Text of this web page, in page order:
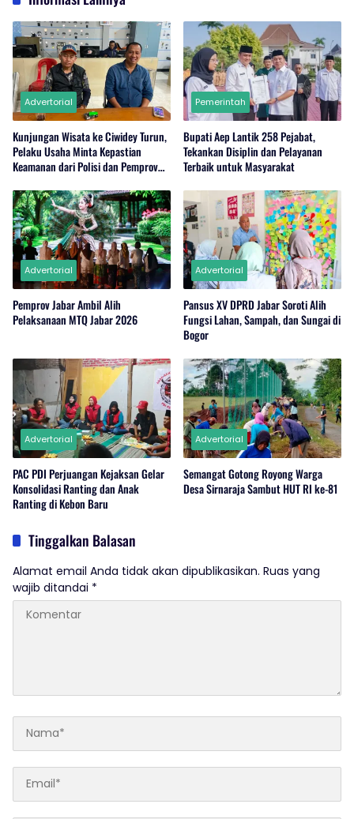
Advertorial
Kunjungan Wisata ke Ciwidey Turun,
Pelaku Usaha Minta Kepastian
Keamanan dari Polisi dan Pemprov
Pemerintah
Bupati Aep Lantik 258 Pejabat,
Tekankan Disiplin dan Pelayanan
Terbaik untuk Masyarakat
Advertorial
Pemprov Jabar Ambil Alih
Pelaksanaan MTQ Jabar 2026
Advertorial
Pansus XV DPRD Jabar Soroti Alih
Fungsi Lahan, Sampah, dan Sungai di
Bogor
Advertorial
PAC PDI Perjuangan Kejaksan Gelar
Konsolidasi Ranting dan Anak
Ranting di Kebon Baru
Advertorial
Semangat Gotong Royong Warga
Desa Sirnaraja Sambut HUT RI ke-81
Tinggalkan Balasan
Alamat email Anda tidak akan dipublikasikan. Ruas yang
wajib ditandai *